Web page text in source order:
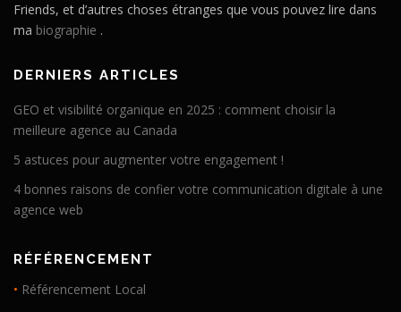
Friends, et d’autres choses étranges que vous pouvez lire dans
ma biographie .
DERNIERS ARTICLES
GEO et visibilité organique en 2025 : comment choisir la
meilleure agence au Canada
5 astuces pour augmenter votre engagement !
4 bonnes raisons de confier votre communication digitale à une
agence web
RÉFÉRENCEMENT
• Référencement Local